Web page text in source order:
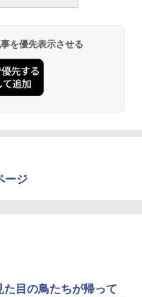
を優先表示させる
ージ
た目の鳥たちが帰って